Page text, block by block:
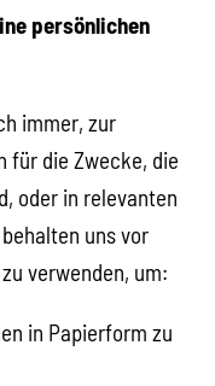
persönlichen
immer, zur
für die Zwecke, die
oder in relevanten
uns vor
verwenden, um:
in Papierform zu